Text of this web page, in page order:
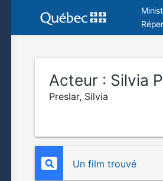
Acteur : Silvia
Preslar, Silvia
Un film trouvé